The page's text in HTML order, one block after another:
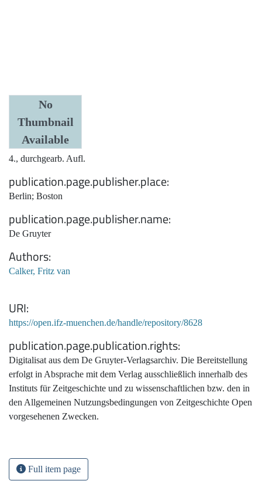
No
Thumbnail
Available
1933
Edition
4., durchgearb. Aufl.
publication.page.publisher.place
Berlin; Boston
publication.page.publisher.name
De Gruyter
Authors
Calker, Fritz van
URI
https://open.ifz-muenchen.de/handle/repository/8628
publication.page.publication.rights
Digitalisat aus dem De Gruyter-Verlagsarchiv. Die Bereitstellung
erfolgt in Absprache mit dem Verlag ausschließlich innerhalb des
Instituts für Zeitgeschichte und zu wissenschaftlichen bzw. den in
den Allgemeinen Nutzungsbedingungen von Zeitgeschichte Open
vorgesehenen Zwecken.
Full item page